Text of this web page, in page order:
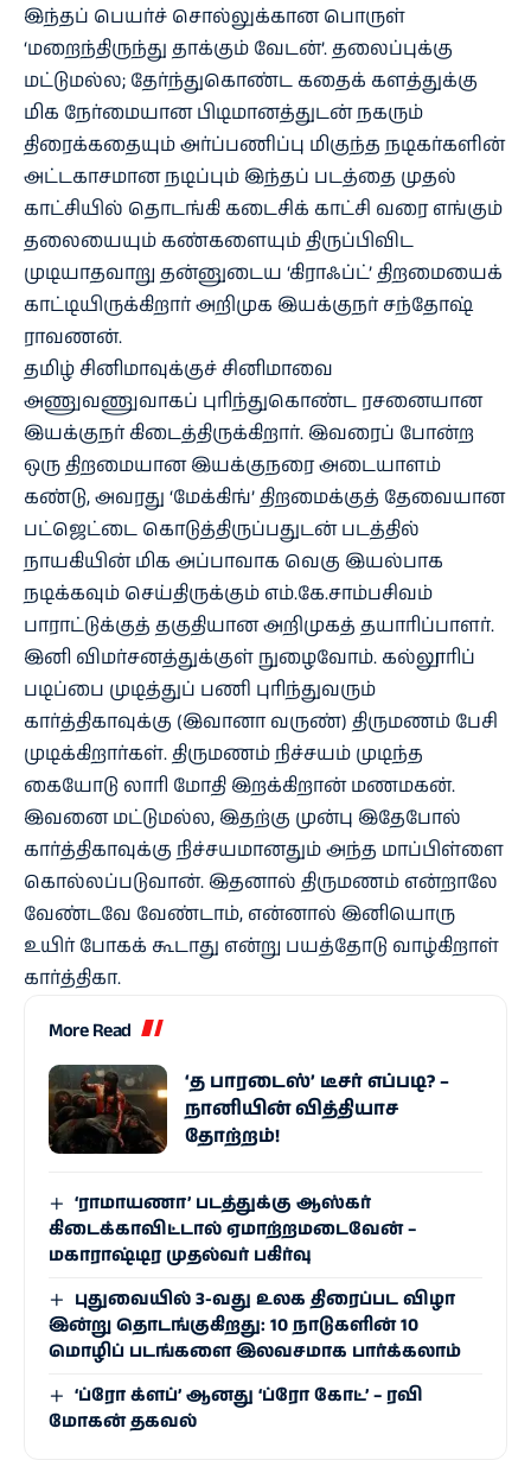
இந்தப் பெயர்ச் சொல்லுக்கான பொருள்
‘மறைந்திருந்து தாக்கும் வேடன்’. தலைப்புக்கு
மட்டுமல்ல; தேர்ந்துகொண்ட கதைக் களத்துக்கு
மிக நேர்மையான பிடிமானத்துடன் நகரும்
திரைக்கதையும் அர்ப்பணிப்பு மிகுந்த நடிகர்களின்
அட்டகாசமான நடிப்பும் இந்தப் படத்தை முதல்
காட்சியில் தொடங்கி கடைசிக் காட்சி வரை எங்கும்
தலையையும் கண்களையும் திருப்பிவிட
முடியாதவாறு தன்னுடைய ‘கிராஃப்ட்’ திறமையைக்
காட்டியிருக்கிறார் அறிமுக இயக்குநர் சந்தோஷ்
ராவணன்.
தமிழ் சினிமாவுக்குச் சினிமாவை
அணுவணுவாகப் புரிந்துகொண்ட ரசனையான
இயக்குநர் கிடைத்திருக்கிறார். இவரைப் போன்ற
ஒரு திறமையான இயக்குநரை அடையாளம்
கண்டு, அவரது ‘மேக்கிங்’ திறமைக்குத் தேவையான
பட்ஜெட்டை கொடுத்திருப்பதுடன் படத்தில்
நாயகியின் மிக அப்பாவாக வெகு இயல்பாக
நடிக்கவும் செய்திருக்கும் எம்.கே.சாம்பசிவம்
பாராட்டுக்குத் தகுதியான அறிமுகத் தயாரிப்பாளர்.
இனி விமர்சனத்துக்குள் நுழைவோம். கல்லூரிப்
படிப்பை முடித்துப் பணி புரிந்துவரும்
கார்த்திகாவுக்கு (இவானா வருண்) திருமணம் பேசி
முடிக்கிறார்கள். திருமணம் நிச்சயம் முடிந்த
கையோடு லாரி மோதி இறக்கிறான் மணமகன்.
இவனை மட்டுமல்ல, இதற்கு முன்பு இதேபோல்
கார்த்திகாவுக்கு நிச்சயமானதும் அந்த மாப்பிள்ளை
கொல்லப்படுவான். இதனால் திருமணம் என்றாலே
வேண்டவே வேண்டாம், என்னால் இனியொரு
உயிர் போகக் கூடாது என்று பயத்தோடு வாழ்கிறாள்
கார்த்திகா.
More Read
‘த பாரடைஸ்’ டீசர் எப்படி? –
நானியின் வித்தியாச
தோற்றம்!
‘ராமாயணா’ படத்துக்கு ஆஸ்கர்
கிடைக்காவிட்டால் ஏமாற்றமடைவேன் –
மகாராஷ்டிர முதல்வர் பகிர்வு
புதுவையில் 3-வது உலக திரைப்பட விழா
இன்று தொடங்குகிறது: 10 நாடுகளின் 10
மொழிப் படங்களை இலவசமாக பார்க்கலாம்
‘ப்ரோ க்ளப்’ ஆனது ‘ப்ரோ கோட்’ – ரவி
மோகன் தகவல்